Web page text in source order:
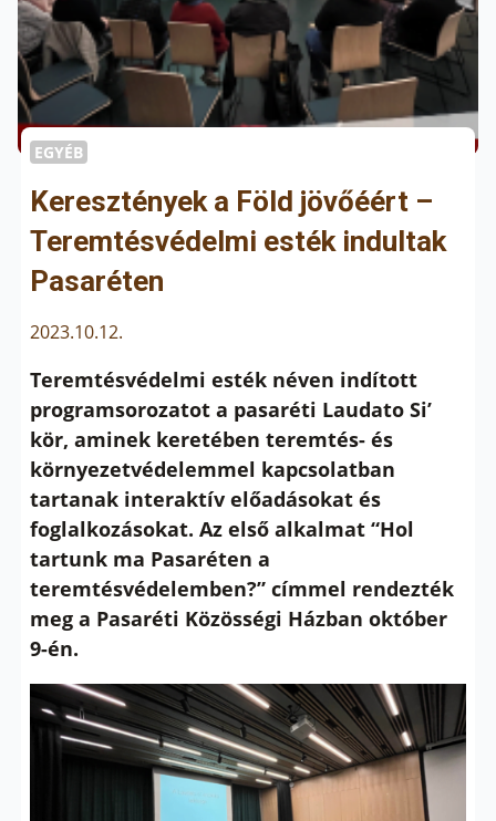
EGYÉB
Keresztények a Föld jövőéért –
Teremtésvédelmi esték indultak
Pasaréten
2023.10.12.
Teremtésvédelmi esték néven indított
programsorozatot a pasaréti Laudato Si’
kör, aminek keretében teremtés- és
környezetvédelemmel kapcsolatban
tartanak interaktív előadásokat és
foglalkozásokat. Az első alkalmat “Hol
tartunk ma Pasaréten a
teremtésvédelemben?” címmel rendezték
meg a Pasaréti Közösségi Házban október
9-én.